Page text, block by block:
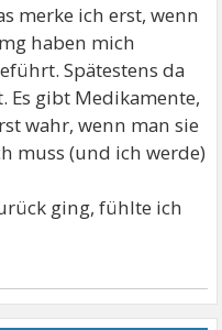
merke ich erst, wenn
haben mich
Spätestens da
Es gibt Medikamente,
wahr, wenn man sie
muss (und ich werde)
ging, fühlte ich